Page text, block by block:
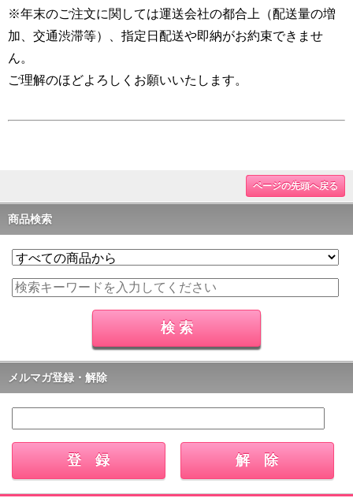
※年末のご注文に関しては運送会社の都合上（配送量の増
加、交通渋滞等）、指定日配送や即納がお約束できませ
ん。
ご理解のほどよろしくお願いいたします。
ページの先頭へ戻る
商品検索
メルマガ登録・解除